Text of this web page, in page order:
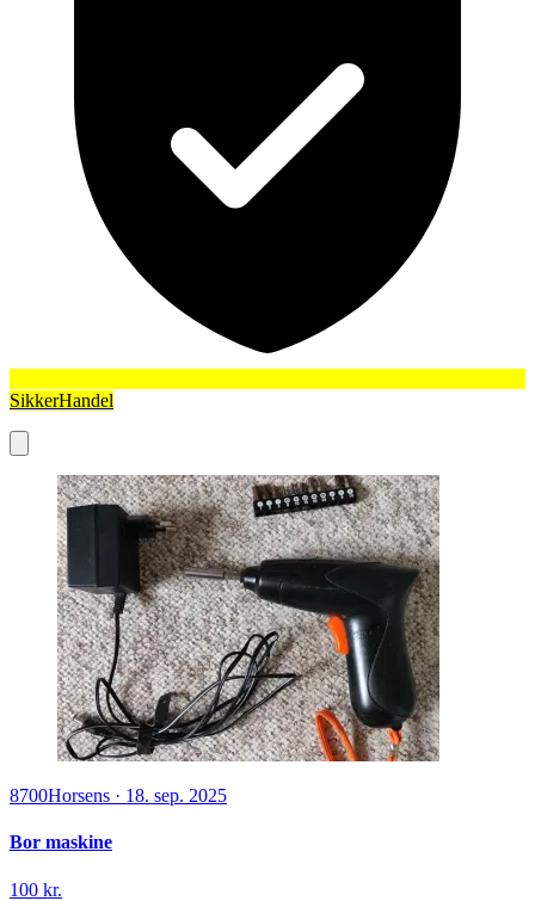
SikkerHandel
8700Horsens · 18. sep. 2025
Bor maskine
100 kr.